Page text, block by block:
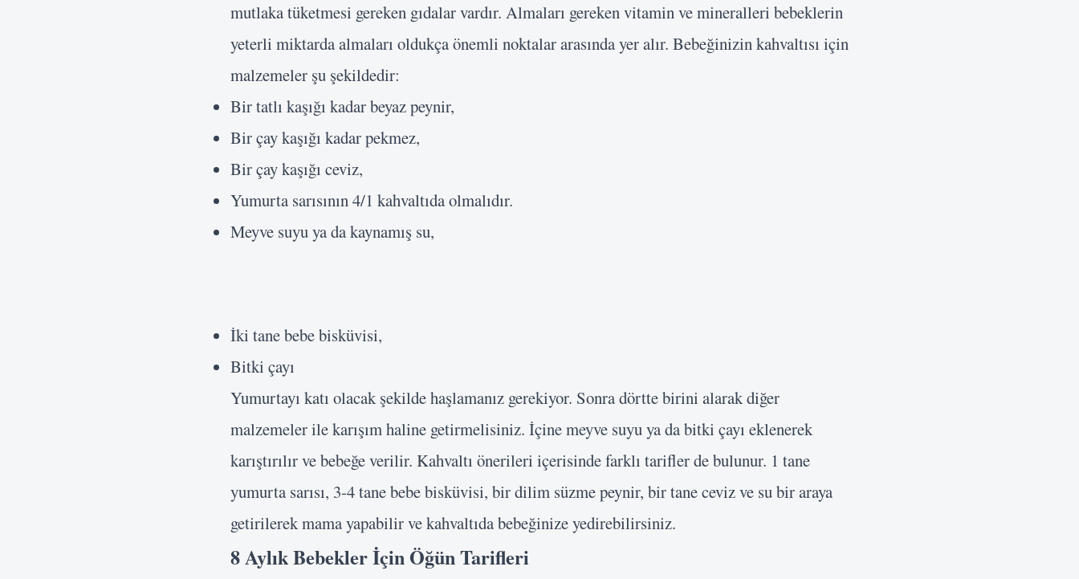
mutlaka tüketmesi gereken gıdalar vardır. Almaları gereken vitamin ve mineralleri bebeklerin
yeterli miktarda almaları oldukça önemli noktalar arasında yer alır. Bebeğinizin kahvaltısı için
malzemeler şu şekildedir:
Bir tatlı kaşığı kadar beyaz peynir,
Bir çay kaşığı kadar pekmez,
Bir çay kaşığı ceviz,
Yumurta sarısının 4/1 kahvaltıda olmalıdır.
Meyve suyu ya da kaynamış su,
İki tane bebe bisküvisi,
Bitki çayı
Yumurtayı katı olacak şekilde haşlamanız gerekiyor. Sonra dörtte birini alarak diğer
malzemeler ile karışım haline getirmelisiniz. İçine meyve suyu ya da bitki çayı eklenerek
karıştırılır ve bebeğe verilir. Kahvaltı önerileri içerisinde farklı tarifler de bulunur. 1 tane
yumurta sarısı, 3-4 tane bebe bisküvisi, bir dilim süzme peynir, bir tane ceviz ve su bir araya
getirilerek mama yapabilir ve kahvaltıda bebeğinize yedirebilirsiniz.
8 Aylık Bebekler İçin Öğün Tarifleri
Kullanıcı Adı veya E-posta
Beni Hatırla